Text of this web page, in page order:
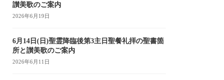
讃美歌のご案内
2026年6月19日
6月14日(日)聖霊降臨後第3主日聖餐礼拝の聖書箇
所と讃美歌のご案内
2026年6月11日